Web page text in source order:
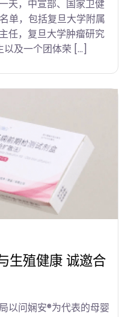
天，中宣部、国家卫健
单，包括复旦大学附属
任，复旦大学肿瘤研究
以及一个团体荣 […]
生殖健康 诚邀合
以问娴安®为代表的母婴